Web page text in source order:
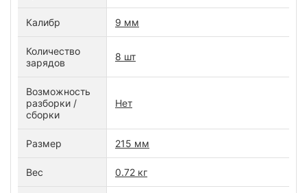
Калибр 9 мм
Количество
зарядов
8 шт
Возможность
разборки /
сборки
Нет
Размер 215 мм
Вес 0.72 кг